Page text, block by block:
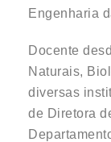
Engenharia
Docente
Naturais,
diversas
de Diretora